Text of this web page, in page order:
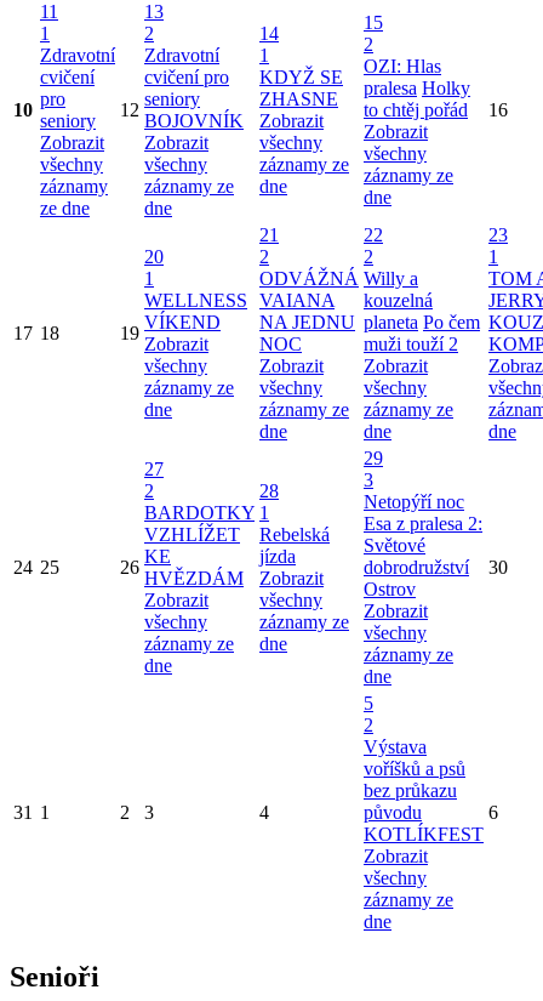
10
11
1
Zdravotní
cvičení
pro
seniory
Zobrazit
všechny
záznamy
ze dne
12
13
2
Zdravotní
cvičení pro
seniory
BOJOVNÍK
Zobrazit
všechny
záznamy ze
dne
14
1
KDYŽ SE
ZHASNE
Zobrazit
všechny
záznamy ze
dne
15
2
OZI: Hlas
pralesa Holky
to chtěj pořád
Zobrazit
všechny
záznamy ze
dne
16
17 18 19
20
1
WELLNESS
VÍKEND
Zobrazit
všechny
záznamy ze
dne
21
2
ODVÁŽNÁ
VAIANA
NA JEDNU
NOC
Zobrazit
všechny
záznamy ze
dne
22
2
Willy a
kouzelná
planeta Po čem
muži touží 2
Zobrazit
všechny
záznamy ze
dne
23
1
TOM
dne
24 25 26
27
2
BARDOTKY
VZHLÍŽET
KE
HVĚZDÁM
Zobrazit
všechny
záznamy ze
dne
28
1
Rebelská
jízda
Zobrazit
všechny
záznamy ze
dne
29
3
Netopýří noc
Esa z pralesa 2:
Světové
dobrodružství
Ostrov
Zobrazit
všechny
záznamy ze
dne
30
31 1 2 3 4
5
2
Výstava
voříšků a psů
bez průkazu
původu
KOTLÍKFEST
Zobrazit
všechny
záznamy ze
dne
6
Senioři